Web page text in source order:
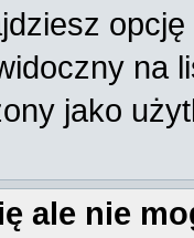
opcję
na
jako
ale nie